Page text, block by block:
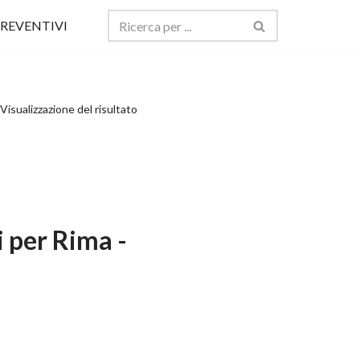
Visualizzazione del risultato
Rima -